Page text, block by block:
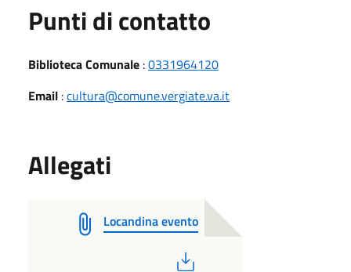
Punti di contatto
Biblioteca Comunale :0331964120
Email :cultura@comune.vergiate.va.it
Allegati
Locandina evento